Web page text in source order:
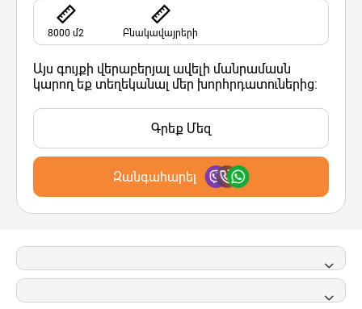
8000 մ2 Բնակավայրերի
Այս գույքի վերաբերյալ ավելի մանրամասն
կարող եք տեղեկանալ մեր խորհրդատուներից:
Գրեք Մեզ
Զանգահարել